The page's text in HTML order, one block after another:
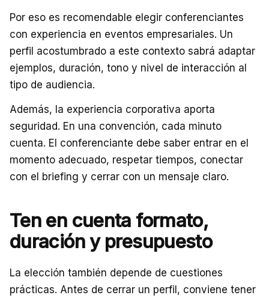
Por eso es recomendable elegir conferenciantes
con experiencia en eventos empresariales. Un
perfil acostumbrado a este contexto sabrá adaptar
ejemplos, duración, tono y nivel de interacción al
tipo de audiencia.
Además, la experiencia corporativa aporta
seguridad. En una convención, cada minuto
cuenta. El conferenciante debe saber entrar en el
momento adecuado, respetar tiempos, conectar
con el briefing y cerrar con un mensaje claro.
Ten en cuenta formato,
duración y presupuesto
La elección también depende de cuestiones
prácticas. Antes de cerrar un perfil, conviene tener